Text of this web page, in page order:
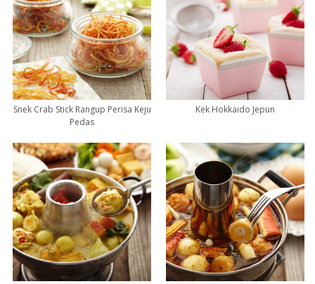
Snek Crab Stick Rangup Perisa Keju
Pedas
Kek Hokkaido Jepun